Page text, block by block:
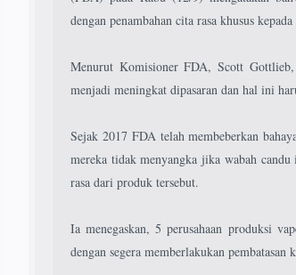
dengan penambahan cita rasa khusus
Menurut Komisioner FDA, Scott Gottlieb,
menjadi meningkat dipasaran dan hal ini
Sejak 2017 FDA telah membeberkan
mereka tidak menyangka jika wabah
rasa dari produk tersebut.
Ia menegaskan, 5 perusahaan produksi
dengan segera memberlakukan